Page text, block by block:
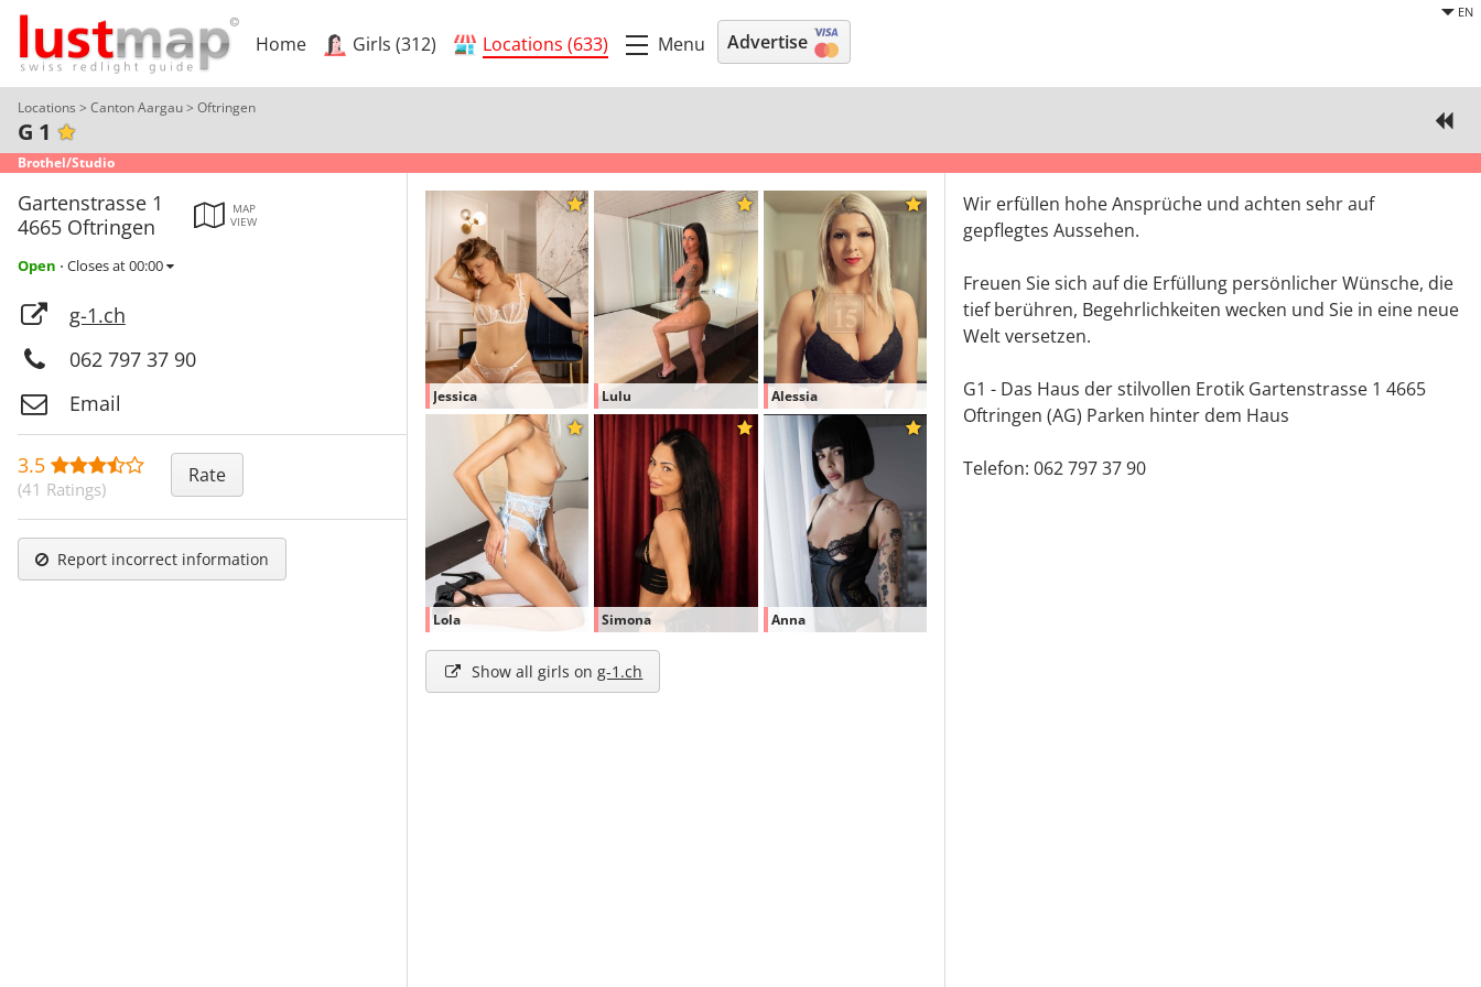
EN
Home Girls (312) Locations (633) Menu Advertise
Locations > Canton Aargau> Oftringen
G 1
Brothel/Studio
Gartenstrasse 1
4665 Oftringen
MAP
VIEW
Open ⋅ Closes at 00:00
g-1.ch
062 797 37 90
Email
3.5
(41 Ratings)
Rate
Report incorrect information
Jessica Lulu Alessia
Lola Simona Anna
Show all girls ong-1.ch
Wir erfüllen hohe Ansprüche und achten sehr auf
gepflegtes Aussehen.
Freuen Sie sich auf die Erfüllung persönlicher Wünsche, die
tief berühren, Begehrlichkeiten wecken und Sie in eine neue
Welt versetzen.
G1 - Das Haus der stilvollen Erotik Gartenstrasse 1 4665
Oftringen (AG) Parken hinter dem Haus
Telefon: 062 797 37 90